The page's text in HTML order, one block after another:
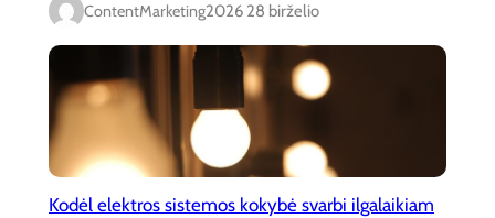
ContentMarketing2026 28 birželio
Kodėl elektros sistemos kokybė svarbi ilgalaikiam